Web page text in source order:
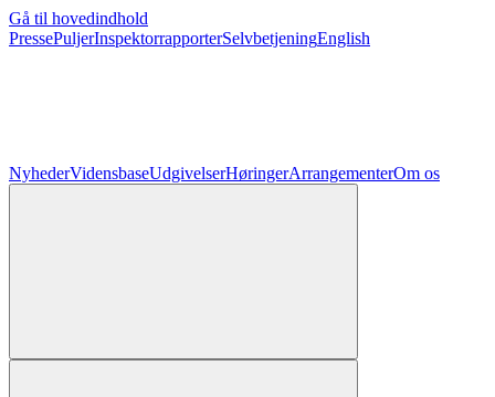
Gå til hovedindhold
PressePuljerInspektorrapporterSelvbetjeningEnglish
NyhederVidensbaseUdgivelserHøringerArrangementerOm os